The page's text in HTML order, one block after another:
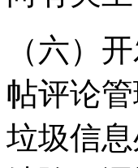
（六）
帖评论
垃圾信